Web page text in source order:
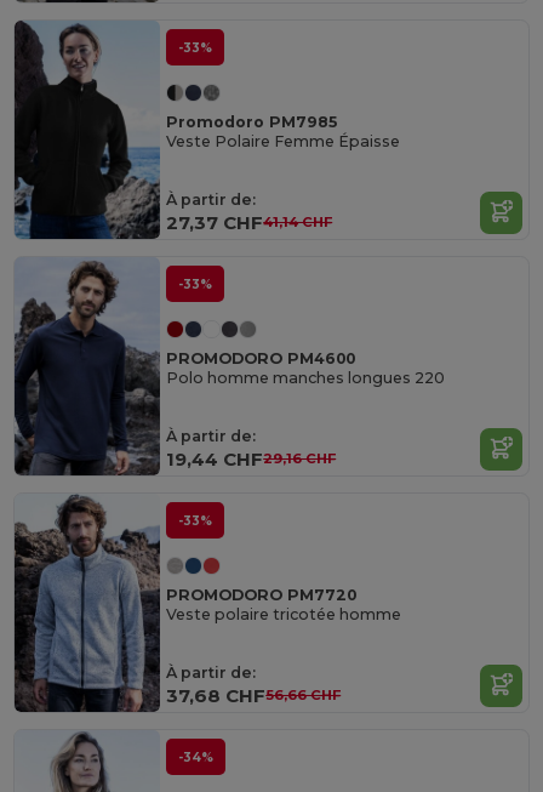
-33%
Promodoro PM7985
Veste Polaire Femme Épaisse
À partir de:
27,37 CHF41,14 CHF
-33%
PROMODORO PM4600
Polo homme manches longues 220
À partir de:
19,44 CHF29,16 CHF
-33%
PROMODORO PM7720
Veste polaire tricotée homme
À partir de:
37,68 CHF56,66 CHF
-34%